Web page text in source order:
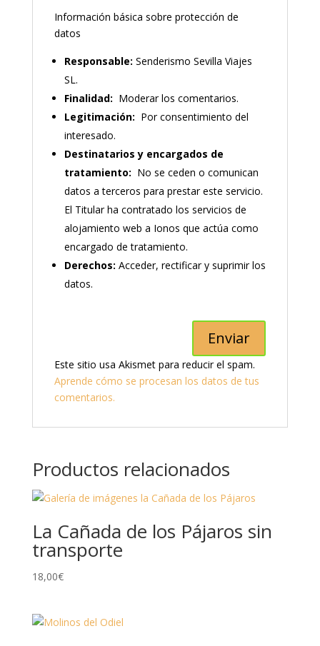
Información básica sobre protección de
datos
Responsable: Senderismo Sevilla Viajes
SL.
Finalidad: Moderar los comentarios.
Legitimación: Por consentimiento del
interesado.
Destinatarios y encargados de
tratamiento: No se ceden o comunican
datos a terceros para prestar este servicio.
El Titular ha contratado los servicios de
alojamiento web a Ionos que actúa como
encargado de tratamiento.
Derechos: Acceder, rectificar y suprimir los
datos.
Este sitio usa Akismet para reducir el spam.
Aprende cómo se procesan los datos de tus
comentarios.
Productos relacionados
La Cañada de los Pájaros sin
transporte
18,00€